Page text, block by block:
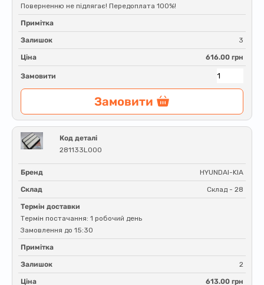
Поверненню не підлягає! Передоплата 100%!
Примітка
Залишок 3
Ціна 616.00 грн
Замовити
Замовити
Код деталі
281133L000
Бренд HYUNDAI-KIA
Склад Склад - 28
Термін доставки
Термін постачання: 1 робочий день
Замовлення до 15:30
Примітка
Залишок 2
Ціна 613.00 грн